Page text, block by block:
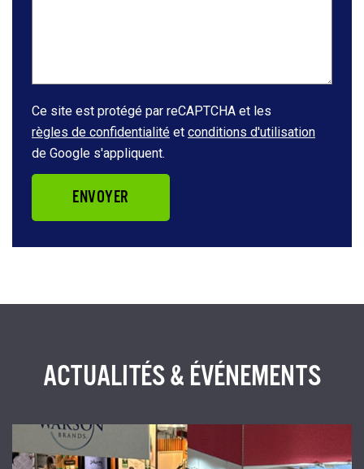
Ce site est protégé par reCAPTCHA et les
règles de confidentialité et conditions d'utilisation
de Google s'appliquent.
ENVOYER
ACTUALITÉS & ÉVÉNEMENTS